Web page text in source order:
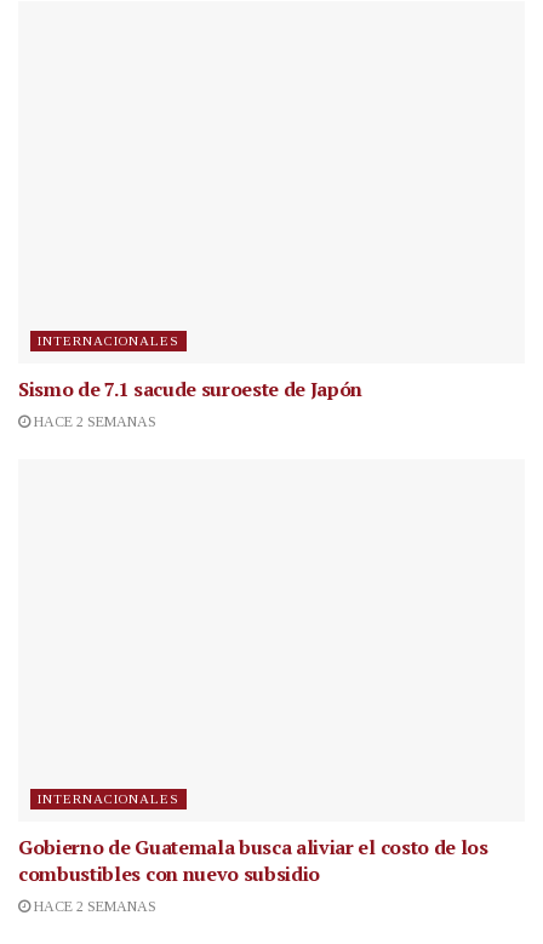
INTERNACIONALES
Sismo de 7.1 sacude suroeste de Japón
HACE 2 SEMANAS
INTERNACIONALES
Gobierno de Guatemala busca aliviar el costo de los
combustibles con nuevo subsidio
HACE 2 SEMANAS